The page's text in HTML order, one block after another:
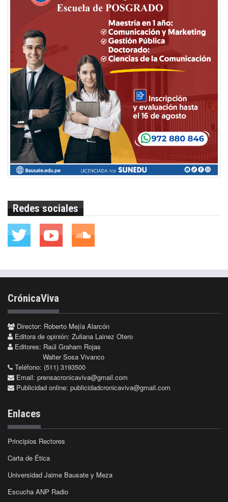
Redes sociales
CrónicaViva
Director: Roberto Mejía Alarcón
Editora de opinión: Zuliana Lainez Otero
Editores: Raúl Graham Rojas
Walter Sosa Vivanco
Teléfono: (511) 3193500
Email: prensacronicaviva@gmail.com
Publicidad online: publicidadcronicaviva@gmail.com
Enlaces
Principios Rectores
Carta de Ética
Universidad Jaime Bausate y Meza
Escucha ANP Radio